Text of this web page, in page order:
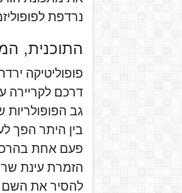
נרדפת
התוכנית,
פופוליטיקה
דרכם לקריירה
גב
בין היתר הפך
הזמרת עינת
להסיר את השם